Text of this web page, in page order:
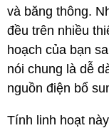
và băng thông.
đều trên nhiều
hoạch của bạn
nói chung là dễ
nguồn điện bổ
Tính linh hoạt